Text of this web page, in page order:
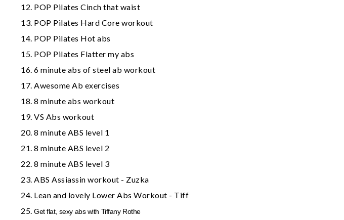
POP Pilates Cinch that waist
POP Pilates Hard Core workout
POP Pilates Hot abs
POP Pilates Flatter my abs
6 minute abs of steel ab workout
Awesome Ab exercises
8 minute abs workout
VS Abs workout
8 minute ABS level 1
8 minute ABS level 2
8 minute ABS level 3
ABS Assiassin workout - Zuzka
Lean and lovely Lower Abs Workout - Tiff
Get flat, sexy abs with Tiffany Rothe